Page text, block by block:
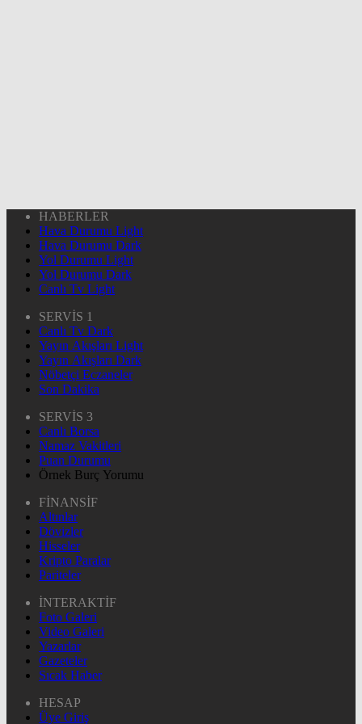
HABERLER
Hava Durumu Light
Hava Durumu Dark
Yol Durumu Light
Yol Durumu Dark
Canlı Tv Light
SERVİS 1
Canlı Tv Dark
Yayın Akışları Light
Yayın Akışları Dark
Nöbetçi Eczaneler
Son Dakika
SERVİS 3
Canlı Borsa
Namaz Vakitleri
Puan Durumu
Örnek Burç Yorumu
FİNANSİF
Altınlar
Dövizler
Hisseler
Kripto Paralar
Pariteler
İNTERAKTİF
Foto Galeri
Video Galeri
Yazarlar
Gazeteler
Sıcak Haber
HESAP
Üye Giriş